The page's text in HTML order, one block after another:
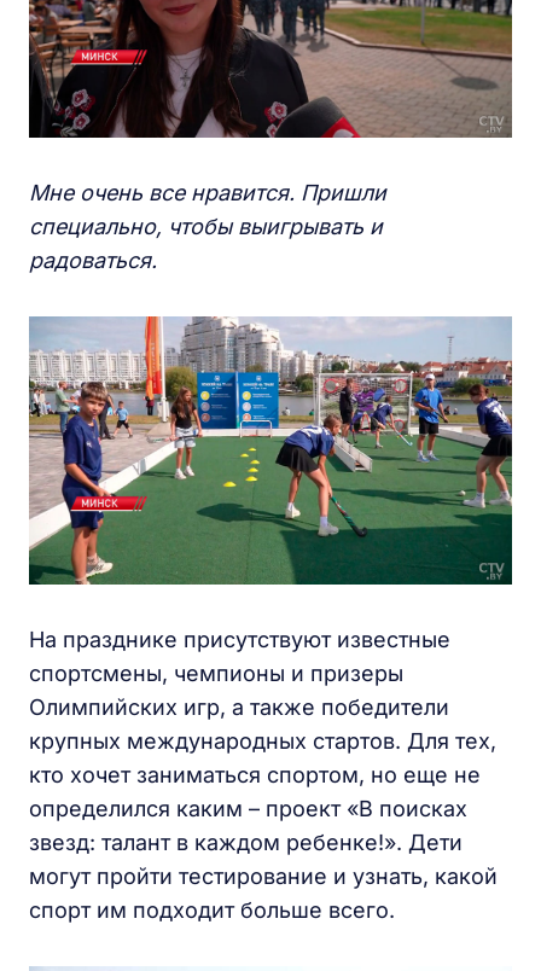
Мне очень все нравится. Пришли
специально, чтобы выигрывать и
радоваться.
На празднике присутствуют известные
спортсмены, чемпионы и призеры
Олимпийских игр, а также победители
крупных международных стартов. Для тех,
кто хочет заниматься спортом, но еще не
определился каким – проект «В поисках
звезд: талант в каждом ребенке!». Дети
могут пройти тестирование и узнать, какой
спорт им подходит больше всего.